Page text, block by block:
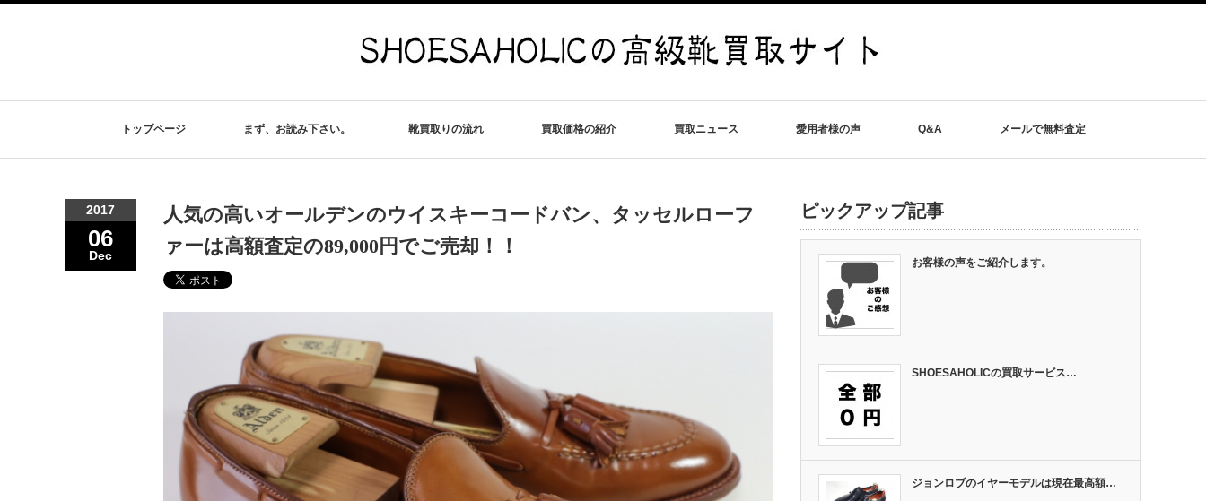
トップページ まず、お読み下さい。 靴買取りの流れ 買取価格の紹介 買取ニュース 愛用者様の声 Q&A メールで無料査定
2017
06
Dec
人気の高いオールデンのウイスキーコードバン、タッセルローフ
ァーは高額査定の89,000円でご売却！！
ピックアップ記事
お客様の声をご紹介します。
SHOESAHOLICの買取サービス…
ジョンロブのイヤーモデルは現在最高額…